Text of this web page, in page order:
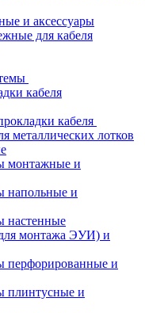
и аксессуары
для кабеля
кабеля
кабеля
металлических лотков
монтажные и
напольные и
настенные
монтажа ЭУИ) и
перфорированные и
плинтусные и